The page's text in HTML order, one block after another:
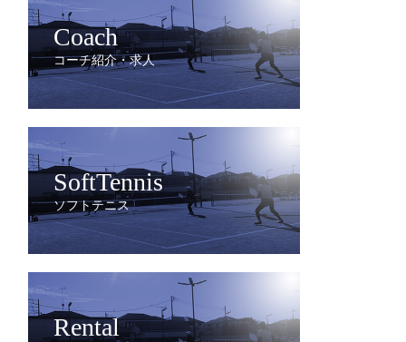
Coach
コーチ紹介・求人
SoftTennis
ソフトテニス
Rental